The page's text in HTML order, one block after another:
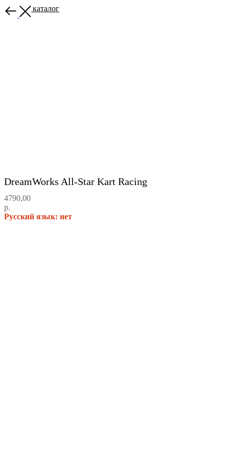
Назад в каталог
DreamWorks All-Star Kart Racing
4790,00
р.
Русский язык: нет